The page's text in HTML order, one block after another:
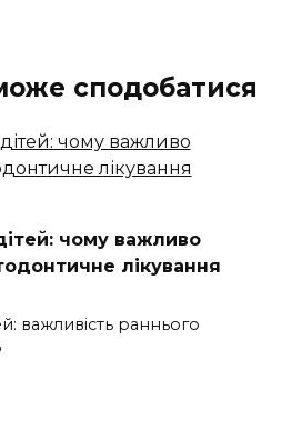
сподобатися
чому важливо
лікування
важливість раннього